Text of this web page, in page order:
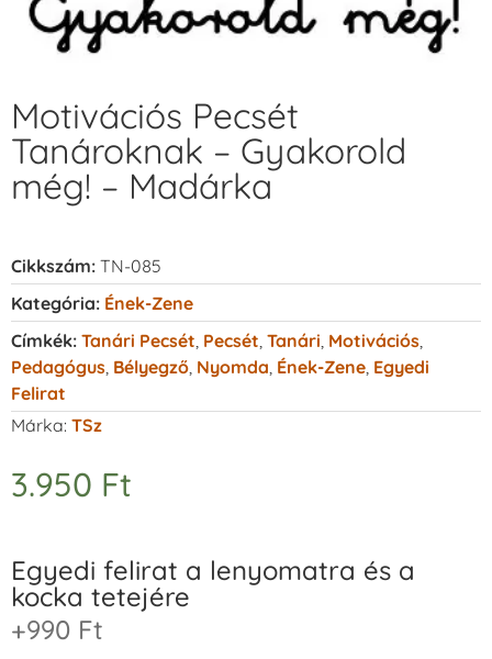
Motivációs Pecsét
Tanároknak – Gyakorold
még! – Madárka
Cikkszám: TN-085
Kategória: Ének-Zene
Címkék: Tanári Pecsét Pecsét Tanári Motivációs
Pedagógus Bélyegző Nyomda Ének-Zene Egyedi
Felirat
Márka: TSz
3.950 Ft
Egyedi felirat a lenyomatra és a
kocka tetejére
+990 Ft